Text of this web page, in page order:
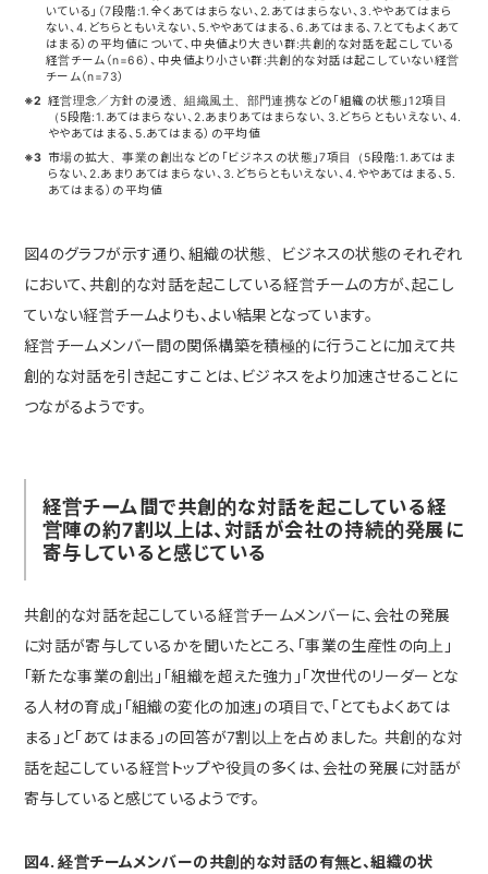
いている」（7段階:1.全くあてはまらない、2.あてはまらない、3.ややあてはまら
ない、4.どちらともいえない、5.ややあてはまる、6.あてはまる、7.とてもよくあて
はまる）の平均値について、中央値より大きい群:共創的な対話を起こしている
経営チーム（n=66）、中央値より小さい群:共創的な対話は起こしていない経営
チーム（n=73）
※2 経営理念／方針の浸透、組織風土、部門連携などの「組織の状態」12項目
（5段階:1.あてはまらない、2.あまりあてはまらない、3.どちらともいえない、4.
ややあてはまる、5.あてはまる）の平均値
※3 市場の拡大、事業の創出などの「ビジネスの状態」7項目（5段階:1.あてはま
らない、2.あまりあてはまらない、3.どちらともいえない、4.ややあてはまる、5.
あてはまる）の平均値
図4のグラフが示す通り、組織の状態、ビジネスの状態のそれぞれ
において、共創的な対話を起こしている経営チームの方が、起こし
ていない経営チームよりも、よい結果となっています。
経営チームメンバー間の関係構築を積極的に行うことに加えて共
創的な対話を引き起こすことは、ビジネスをより加速させることに
つながるようです。
経営チーム間で共創的な対話を起こしている経
営陣の約7割以上は、対話が会社の持続的発展に
寄与していると感じている
共創的な対話を起こしている経営チームメンバーに、会社の発展
に対話が寄与しているかを聞いたところ、「事業の生産性の向上」
「新たな事業の創出」「組織を超えた強力」「次世代のリーダーとな
る人材の育成」「組織の変化の加速」の項目で、「とてもよくあては
まる」と「あてはまる」の回答が7割以上を占めました。 共創的な対
話を起こしている経営トップや役員の多くは、会社の発展に対話が
寄与していると感じているようです。
図4. 経営チームメンバーの共創的な対話の有無と、組織の状